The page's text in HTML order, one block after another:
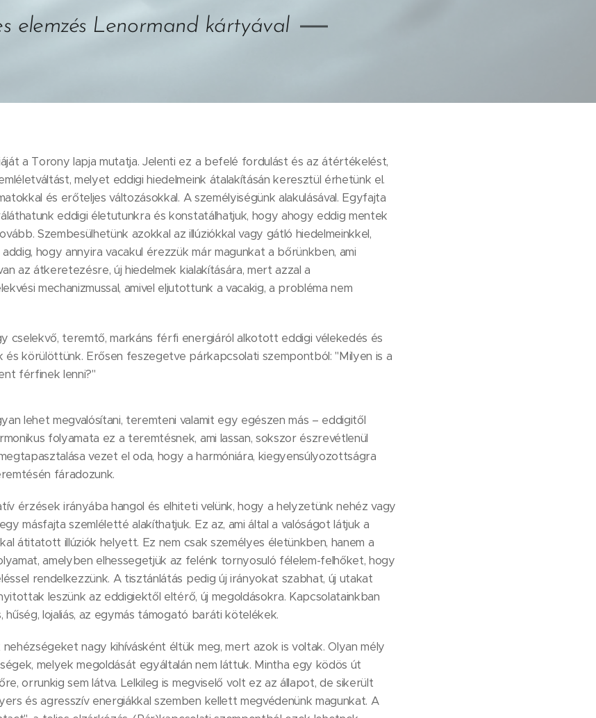
elemzés Lenormand kártyával
a Torony lapja mutatja. Jelenti ez a befelé fordulást és az átértékelést,
melyet eddigi hiedelmeink átalakításán keresztül érhetünk el.
és erőteljes változásokkal. A személyiségünk alakulásával. Egyfajta
eddigi életutunkra és konstatálhatjuk, hogy ahogy eddig mentek
Szembesülhetünk azokkal az illúziókkal vagy gátló hiedelmeinkkel,
hogy annyira vacakul érezzük már magunkat a bőrünkben, ami
az átkeretezésre, új hiedelmek kialakítására, mert azzal a
mechanizmussal, amivel eljutottunk a vacakig, a probléma nem
cselekvő, teremtő, markáns férfi energiáról alkotott eddigi vélekedés és
és körülöttünk. Erősen feszegetve párkapcsolati szempontból: "Milyen is a
férfinek lenni?"
lehet megvalósítani, teremteni valamit egy egészen más – eddigitől
folyamata ez a teremtésnek, ami lassan, sokszor észrevétlenül
vezet el oda, hogy a harmóniára, kiegyensúlyozottságra
fáradozunk.
érzések irányába hangol és elhiteti velünk, hogy a helyzetünk nehéz vagy
másfajta szemléletté alakíthatjuk. Ez az, ami által a valóságot látjuk a
átitatott illúziók helyett. Ez nem csak személyes életünkben, hanem a
amelyben elhessegetjük az felénk tornyosuló félelem-felhőket, hogy
rendelkezzünk. A tisztánlátás pedig új irányokat szabhat, új utakat
leszünk az eddigiektől eltérő, új megoldásokra. Kapcsolatainkban
lojaliás, az egymás támogató baráti kötelékek.
nagy kihívásként éltük meg, mert azok is voltak. Olyan mély
melyek megoldását egyáltalán nem láttuk. Mintha egy ködös út
orrunkig sem látva. Lelkileg is megviselő volt ez az állapot, de sikerült
és agresszív energiákkal szemben kellett megvédenünk magunkat. A